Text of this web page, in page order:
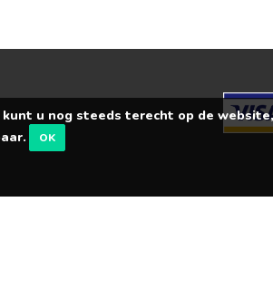
u nog steeds terecht op de website,
OK